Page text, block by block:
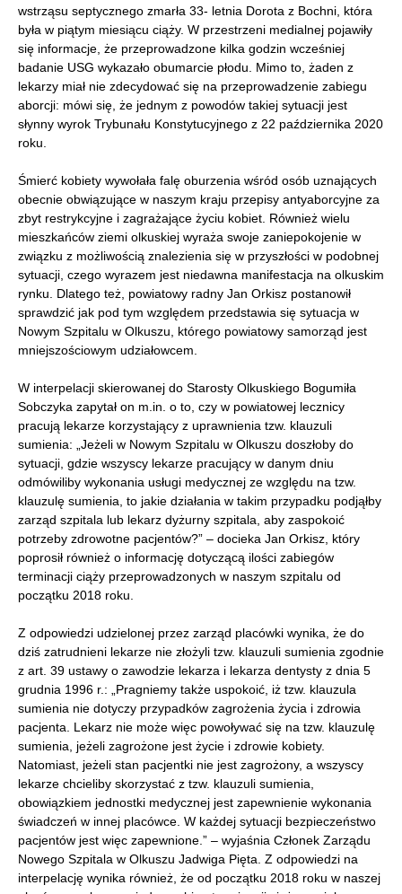
wstrząsu septycznego zmarła 33- letnia Dorota z Bochni, która
była w piątym miesiącu ciąży. W przestrzeni medialnej pojawiły
się informacje, że przeprowadzone kilka godzin wcześniej
badanie USG wykazało obumarcie płodu. Mimo to, żaden z
lekarzy miał nie zdecydować się na przeprowadzenie zabiegu
aborcji: mówi się, że jednym z powodów takiej sytuacji jest
słynny wyrok Trybunału Konstytucyjnego z 22 października 2020
roku.
Śmierć kobiety wywołała falę oburzenia wśród osób uznających
obecnie obwiązujące w naszym kraju przepisy antyaborcyjne za
zbyt restrykcyjne i zagrażające życiu kobiet. Również wielu
mieszkańców ziemi olkuskiej wyraża swoje zaniepokojenie w
związku z możliwością znalezienia się w przyszłości w podobnej
sytuacji, czego wyrazem jest niedawna manifestacja na olkuskim
rynku. Dlatego też, powiatowy radny Jan Orkisz postanowił
sprawdzić jak pod tym względem przedstawia się sytuacja w
Nowym Szpitalu w Olkuszu, którego powiatowy samorząd jest
mniejszościowym udziałowcem.
W interpelacji skierowanej do Starosty Olkuskiego Bogumiła
Sobczyka zapytał on m.in. o to, czy w powiatowej lecznicy
pracują lekarze korzystający z uprawnienia tzw. klauzuli
sumienia: „Jeżeli w Nowym Szpitalu w Olkuszu doszłoby do
sytuacji, gdzie wszyscy lekarze pracujący w danym dniu
odmówiliby wykonania usługi medycznej ze względu na tzw.
klauzulę sumienia, to jakie działania w takim przypadku podjąłby
zarząd szpitala lub lekarz dyżurny szpitala, aby zaspokoić
potrzeby zdrowotne pacjentów?” – docieka Jan Orkisz, który
poprosił również o informację dotyczącą ilości zabiegów
terminacji ciąży przeprowadzonych w naszym szpitalu od
początku 2018 roku.
Z odpowiedzi udzielonej przez zarząd placówki wynika, że do
dziś zatrudnieni lekarze nie złożyli tzw. klauzuli sumienia zgodnie
z art. 39 ustawy o zawodzie lekarza i lekarza dentysty z dnia 5
grudnia 1996 r.: „Pragniemy także uspokoić, iż tzw. klauzula
sumienia nie dotyczy przypadków zagrożenia życia i zdrowia
pacjenta. Lekarz nie może więc powoływać się na tzw. klauzulę
sumienia, jeżeli zagrożone jest życie i zdrowie kobiety.
Natomiast, jeżeli stan pacjentki nie jest zagrożony, a wszyscy
lekarze chcieliby skorzystać z tzw. klauzuli sumienia,
obowiązkiem jednostki medycznej jest zapewnienie wykonania
świadczeń w innej placówce. W każdej sytuacji bezpieczeństwo
pacjentów jest więc zapewnione.” – wyjaśnia Członek Zarządu
Nowego Szpitala w Olkuszu Jadwiga Pięta. Z odpowiedzi na
interpelację wynika również, że od początku 2018 roku w naszej